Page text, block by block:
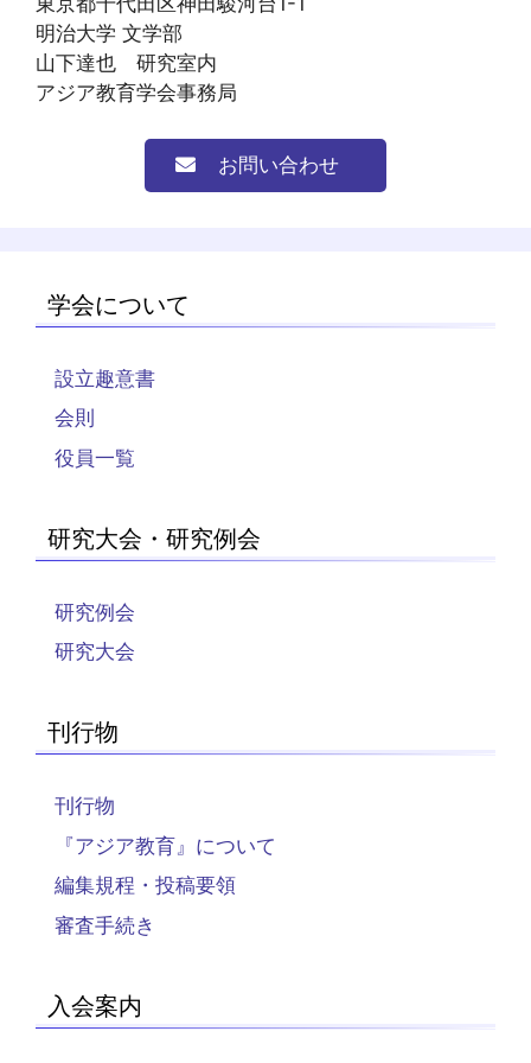
明治大学 文学部
山下達也 研究室内
アジア教育学会事務局
お問い合わせ
学会について
設立趣意書
会則
役員一覧
研究大会・研究例会
研究例会
研究大会
刊行物
刊行物
『アジア教育』について
編集規程・投稿要領
審査手続き
入会案内